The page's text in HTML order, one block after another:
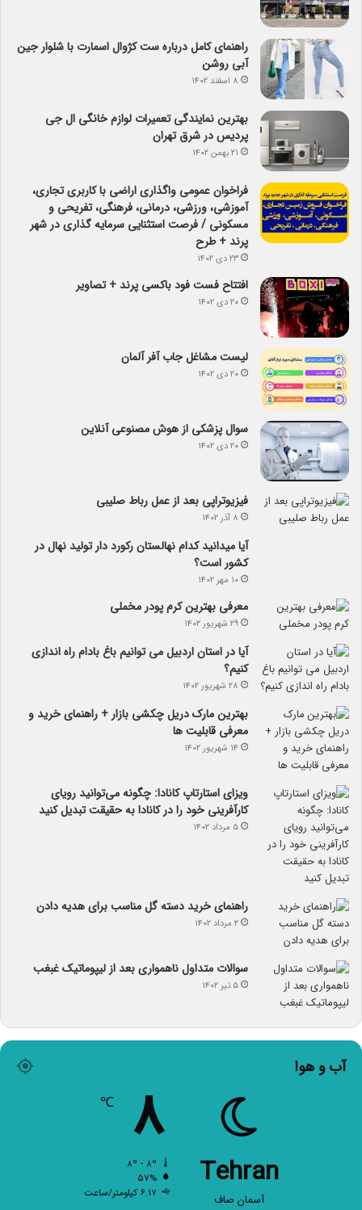
راهنمای کامل درباره ست کژوال اسمارت با شلوار جین
آبی روشن
۸ اسفند ۱۴۰۲
بهترین نمایندگی تعمیرات لوازم خانگی ال جی
پردیس در شرق تهران
۲۱ بهمن ۱۴۰۲
فراخوان عمومی واگذاری اراضی با کاربری تجاری،
آموزشی، ورزشی، درمانی، فرهنگی، تفریحی و
مسکونی / فرصت استثنایی سرمایه گذاری در شهر
پرند + طرح
۲۳ دی ۱۴۰۲
افتتاح فست فود باکسی پرند + تصاویر
۲۰ دی ۱۴۰۲
لیست مشاغل جاب آفر آلمان
۲۰ دی ۱۴۰۲
سوال پزشکی از هوش مصنوعی آنلاین
۲۰ دی ۱۴۰۲
فیزیوتراپی بعد از عمل رباط صلیبی
۸ آذر ۱۴۰۲
آیا می­دانید کدام نهالستان رکورد دار تولید نهال­ در
کشور است؟
۱۰ مهر ۱۴۰۲
معرفی بهترین کرم پودر مخملی
۲۹ شهریور ۱۴۰۲
آیا در استان اردبیل می توانیم باغ بادام راه اندازی
کنیم؟
۲۸ شهریور ۱۴۰۲
بهترین مارک دریل چکشی بازار + راهنمای خرید و
معرفی قابلیت ها
۱۴ شهریور ۱۴۰۲
ویزای استارتاپ کانادا: چگونه می‌توانید رویای
کارآفرینی خود را در کانادا به حقیقت تبدیل کنید
۵ مرداد ۱۴۰۲
راهنمای خرید دسته گل مناسب برای هدیه دادن
۲ مرداد ۱۴۰۲
سوالات متداول ناهمواری بعد از لیپوماتیک غبغب
۵ تیر ۱۴۰۲
آب و هوا
Tehran
آسمان صاف
۸ ℃
۵۷%
۶.۱۷ کیلومتر/ساعت